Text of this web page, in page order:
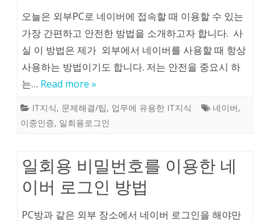
오늘은 외부PC로 네이버에 접속할 때 이용할 수 있는
가장 간편하고 안전한 방법을 소개하고자 합니다. 사
실 이 방법은 제가 외부에서 네이버를 사용할 때 항상
사용하는 방법이기도 합니다. 저는 안전을 중요시 하
는… Read more »
IT지식, 문제해결/팁, 업무에 유용한 IT지식 네이버,
이중인증, 일회용로그인
일회용 비밀번호를 이용한 네
이버 로그인 방법
PC방과 같은 외부 장소에서 네이버 로그인을 해야만